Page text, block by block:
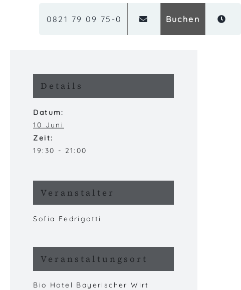
0821 79 09 75-0 Buchen
Details
Datum:
10 Juni
Zeit:
19:30 - 21:00
Veranstalter
Sofia Fedrigotti
Veranstaltungsort
Bio Hotel Bayerischer Wirt